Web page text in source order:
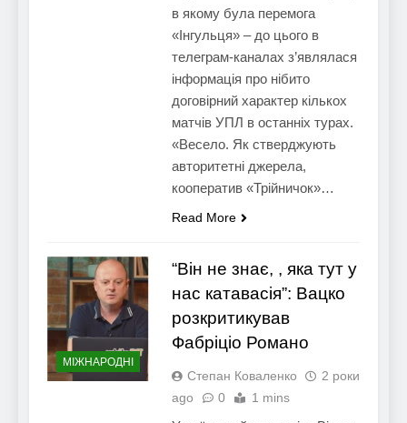
в якому була перемога
«Інгульця» – до цього в
телеграм-каналах з’являлася
інформація про нібито
договірний характер кількох
матчів УПЛ в останніх турах.
«Весело. Як стверджують
авторитетні джерела,
кооператив «Трійничок»…
Read More
МІЖНАРОДНІ
“Він не знає, , яка тут у
нас катавасія”: Вацко
розкритикував
Фабріціо Романо
Степан Коваленко
2 роки
ago
0 1 mins